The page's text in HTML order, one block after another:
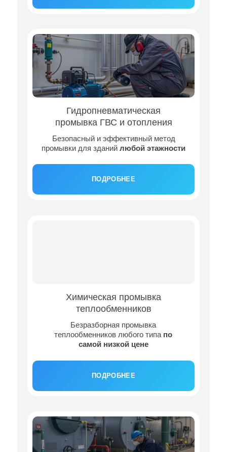
ПОДРОБНЕЕ
Безопасный и эффективный метод
промывки для зданий любой этажности
Гидропневматическая
промывка ГВС и отопления
ПОДРОБНЕЕ
Безразборная промывка
теплообменников любого типа по
самой низкой цене
Химическая промывка
теплообменников